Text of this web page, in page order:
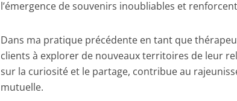
l’émergence de souvenirs inoubliables et
Dans ma pratique précédente en tant que
clients à explorer de nouveaux territoires de leur
sur la curiosité et le partage, contribue au
mutuelle.